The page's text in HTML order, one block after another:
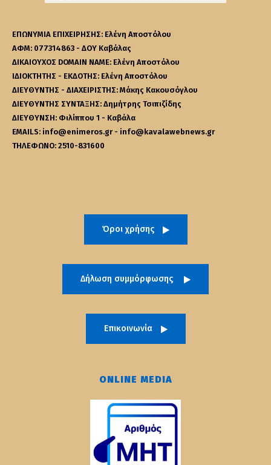
ΕΠΩΝΥΜΙΑ ΕΠΙΧΕΙΡΗΣΗΣ: Ελένη Αποστόλου
ΑΦΜ: 077314863 - ΔΟΥ Καβάλας
ΔΙΚΑΙΟΥΧΟΣ DOMAIN NAME: Ελένη Αποστόλου
ΙΔΙΟΚΤΗΤΗΣ - ΕΚΔΟΤΗΣ: Ελένη Αποστόλου
ΔΙΕΥΘΥΝΤΗΣ - ΔΙΑΧΕΙΡΙΣΤΗΣ: Μάκης Κακουσόγλου
ΔΙΕΥΘΥΝΤΗΣ ΣΥΝΤΑΞΗΣ: Δημήτρης Τσιπιζίδης
ΔΙΕΥΘΥΝΣΗ: Φιλίππου 1 - Καβάλα
EMAILS: info@enimeros.gr - info@kavalawebnews.gr
ΤΗΛΕΦΩΝΟ: 2510-831600
Όροι χρήσης
Δήλωση συμμόρφωσης
Επικοινωνία
ONLINE MEDIA